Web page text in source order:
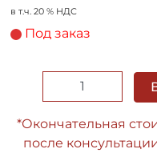
в т.ч. 20 % НДС
Под заказ
*Окончательная
после